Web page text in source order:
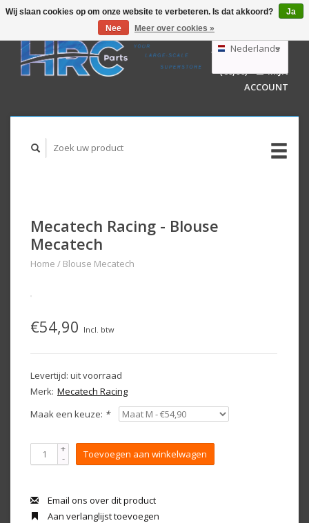
GBP
AUD
Nederlands
Deutsch
English
WINKELWAGEN
(€0,00)
MIJN
ACCOUNT
Mecatech Racing - Blouse
Mecatech
Home / Blouse Mecatech
€54,90 Incl. btw
Levertijd: uit voorraad
Merk: Mecatech Racing
Maak een keuze: *
+
- Toevoegen aan winkelwagen
Email ons over dit product
Aan verlanglijst toevoegen
Wij slaan cookies op om onze website te verbeteren. Is dat akkoord?
Ja
Nee
Meer over cookies »